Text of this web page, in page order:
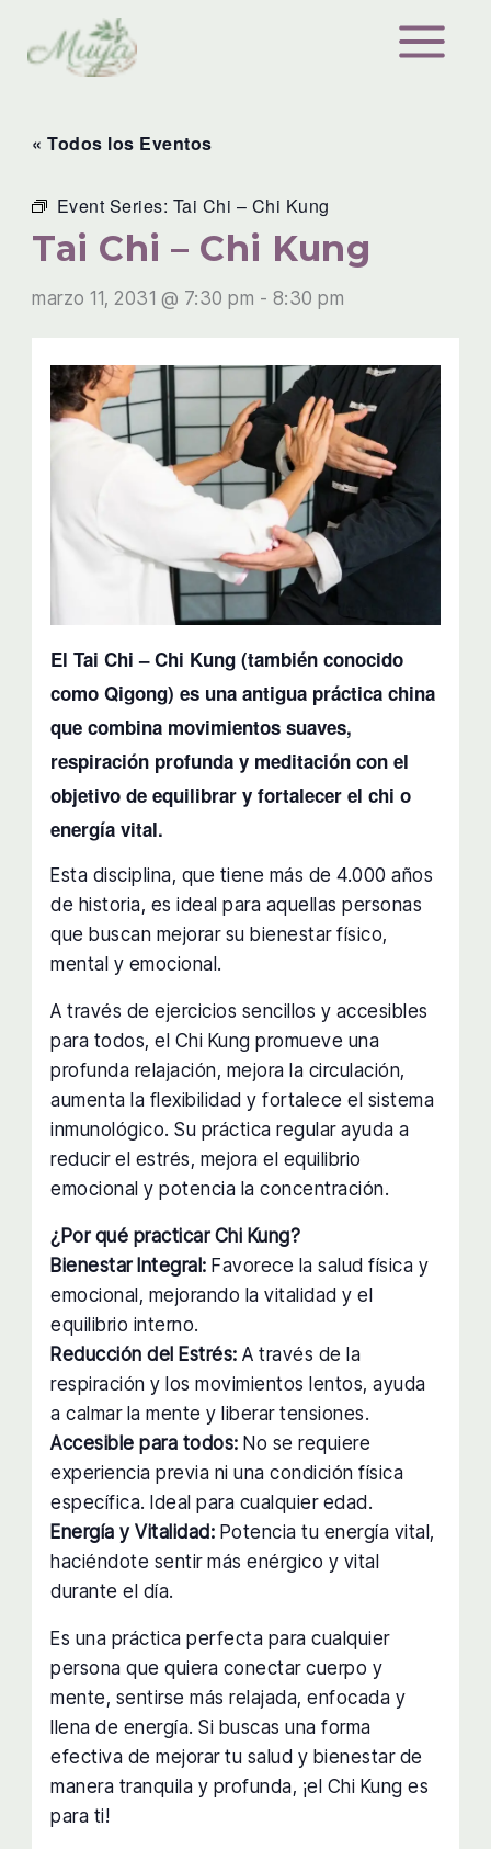
contenido
« Todos los Eventos
Event Series: Tai Chi – Chi Kung
Tai Chi – Chi Kung
marzo 11, 2031 @ 7:30 pm - 8:30 pm
El Tai Chi – Chi Kung (también conocido
como Qigong) es una antigua práctica china
que combina movimientos suaves,
respiración profunda y meditación con el
objetivo de equilibrar y fortalecer el chi o
energía vital.
Esta disciplina, que tiene más de 4.000 años
de historia, es ideal para aquellas personas
que buscan mejorar su bienestar físico,
mental y emocional.
A través de ejercicios sencillos y accesibles
para todos, el Chi Kung promueve una
profunda relajación, mejora la circulación,
aumenta la flexibilidad y fortalece el sistema
inmunológico. Su práctica regular ayuda a
reducir el estrés, mejora el equilibrio
emocional y potencia la concentración.
¿Por qué practicar Chi Kung?
Bienestar Integral: Favorece la salud física y
emocional, mejorando la vitalidad y el
equilibrio interno.
Reducción del Estrés: A través de la
respiración y los movimientos lentos, ayuda
a calmar la mente y liberar tensiones.
Accesible para todos: No se requiere
experiencia previa ni una condición física
específica. Ideal para cualquier edad.
Energía y Vitalidad: Potencia tu energía vital,
haciéndote sentir más enérgico y vital
durante el día.
Es una práctica perfecta para cualquier
persona que quiera conectar cuerpo y
mente, sentirse más relajada, enfocada y
llena de energía. Si buscas una forma
efectiva de mejorar tu salud y bienestar de
manera tranquila y profunda, ¡el Chi Kung es
para ti!